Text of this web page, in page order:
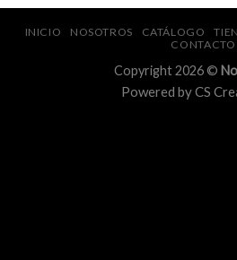
INICIO NOSOTROS CATÁLOGO
CONTACTO
Copyright 2026 ©
Powered byCS